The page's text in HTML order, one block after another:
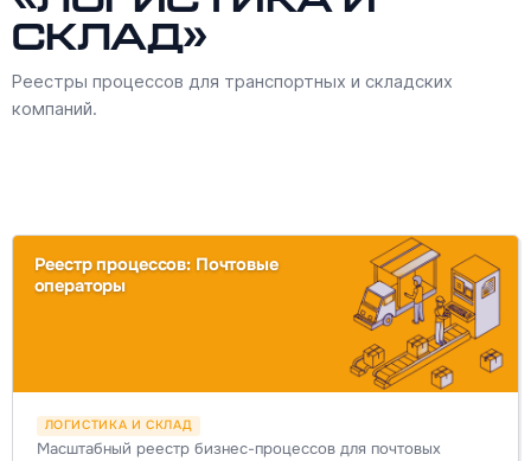
склад»
Реестры процессов для транспортных и складских
компаний.
Реестр процессов: Почтовые
операторы
ЛОГИСТИКА И СКЛАД
Масштабный реестр бизнес-процессов для почтовых